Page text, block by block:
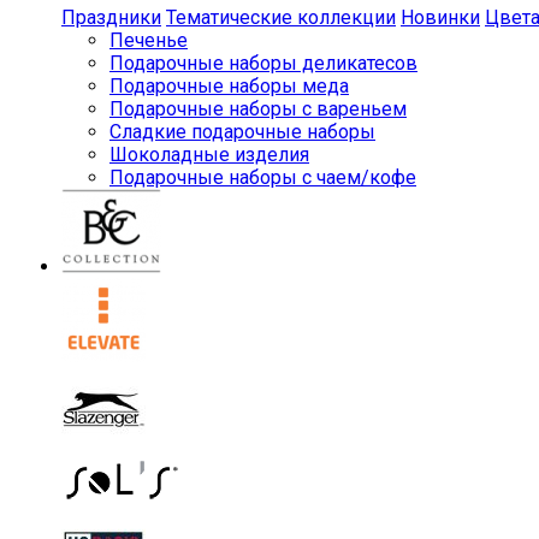
Праздники Тематические коллекции Новинки Цвета
Печенье
Подарочные наборы деликатесов
Подарочные наборы меда
Подарочные наборы с вареньем
Сладкие подарочные наборы
Шоколадные изделия
Подарочные наборы с чаем/кофе